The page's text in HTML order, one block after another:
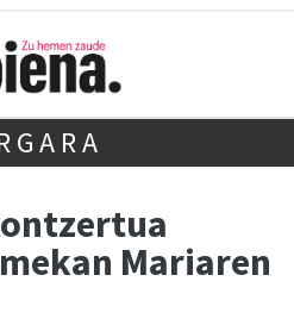
Mariaren